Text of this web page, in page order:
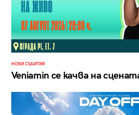
НОВИ СЪБИТИЯ
Veniamin се качва на